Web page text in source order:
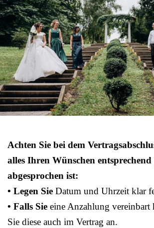
Achten Sie bei dem
alles Ihren Wünschen
abgesprochen ist:
• Legen Sie Datum und Uhrzeit klar
• Falls Sie eine Anzahlung vereinbart
Sie diese auch im Vertrag an.